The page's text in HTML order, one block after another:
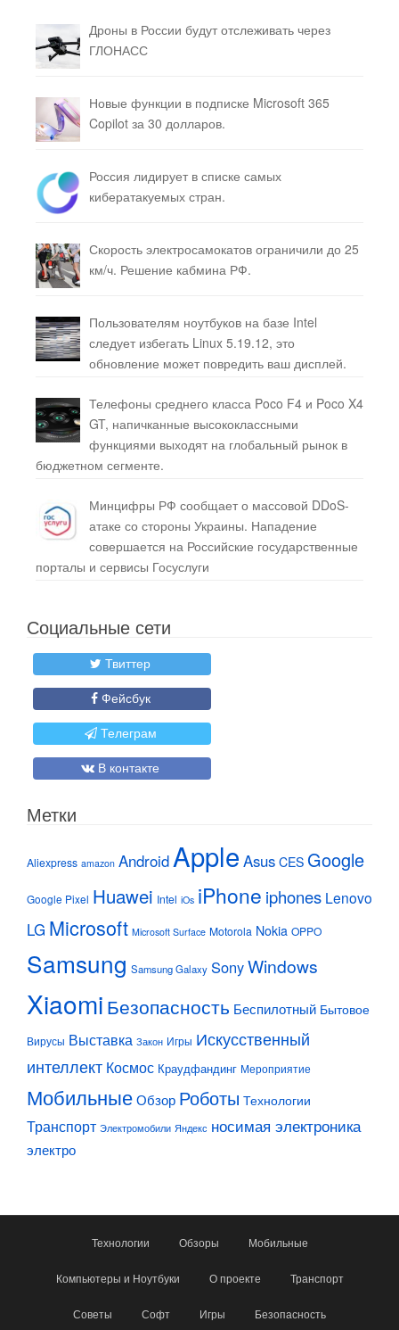
Дроны в России будут отслеживать через
ГЛОНАСС
Новые функции в подписке Microsoft 365
Copilot за 30 долларов.
Россия лидирует в списке самых
кибератакуемых стран.
Скорость электросамокатов ограничили до 25
км/ч. Решение кабмина РФ.
Пользователям ноутбуков на базе Intel
следует избегать Linux 5.19.12, это
обновление может повредить ваш дисплей.
Телефоны среднего класса Poco F4 и Poco X4
GT, напичканные высококлассными
функциями выходят на глобальный рынок в
бюджетном сегменте.
Минцифры РФ сообщает о массовой DDoS-
атаке со стороны Украины. Нападение
совершается на Российские государственные
порталы и сервисы Госуслуги
Социальные сети
Твиттер
Фейсбук
Телеграм
В контакте
Метки
Aliexpress amazon Android Apple Asus CES Google
Google Pixel Huawei Intel iOs iPhone iphones Lenovo
LG Microsoft Microsoft Surface Motorola Nokia OPPO
Samsung Samsung Galaxy SonyWindows
Xiaomi Безопасность Беспилотный Бытовое
Вирусы Выставка Закон Игры Искусственный
интеллект Космос Краудфандинг Мероприятие
МобильныеОбзор Роботы Технологии
Транспорт Электромобили Яндекс носимая электроника
электро
Технологии Обзоры Мобильные
Компьютеры и Ноутбуки О проекте Транспорт
Советы Софт Игры Безопасность